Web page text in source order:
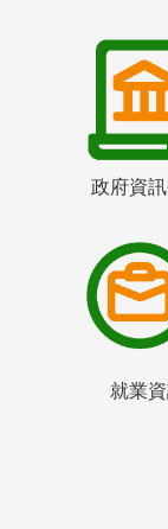
政府資
就業